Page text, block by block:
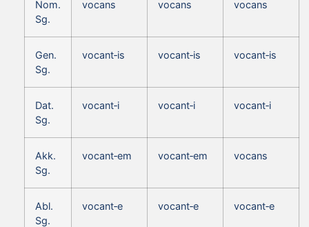
Nom.
Sg.
vocans vocans vocans
Gen.
Sg.
vocant‑is vocant‑is vocant‑is
Dat.
Sg.
vocant‑i vocant‑i vocant‑i
Akk.
Sg.
vocant‑em vocant‑em vocans
Abl.
Sg.
vocant‑e vocant‑e vocant‑e